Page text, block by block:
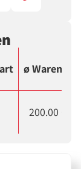
ø
200.00 CHF